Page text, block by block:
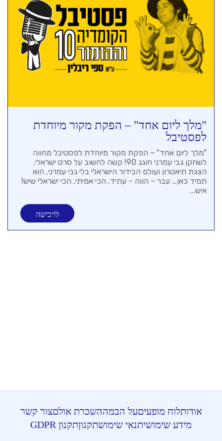
"מלך ליום אחד" – הפקת מקור מיוחדת
לפסטיבל
"מלך ליום אחד" – הפקת מקור מיוחדת לפסטיבל מחווה
לשחקן גבי עמרני חוגג 90! קשה לחשוב על סרט ישראלי,
הצגת תיאטרון ועולם הבידור הישראלי בלי גבי עמרני, הוא
תמיד כאן… עבר – הווה – עתיד. הכי אמיתי, הכי ישראלי שיש!
איש...
לרכישה
אודותלוח מופעיםעל הבמההשכרת אולםצור קשר
מידע שימושיתנאי שימושתקנוןתקנון GDPR